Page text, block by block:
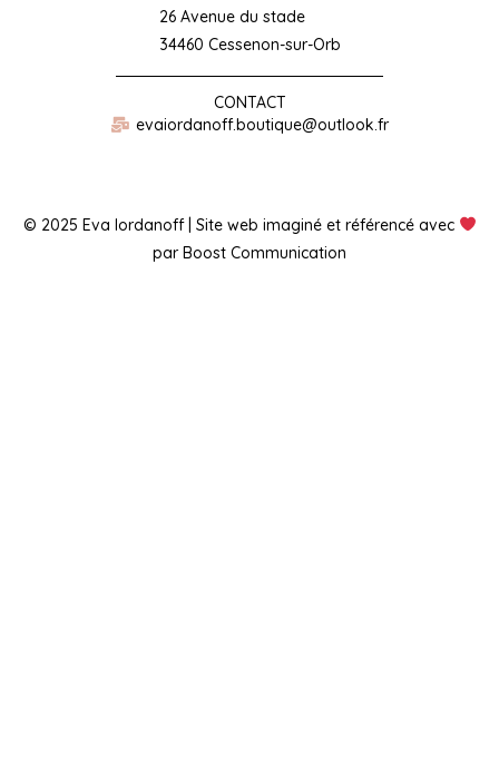
26 Avenue du stade
34460 Cessenon-sur-Orb
CONTACT
evaiordanoff.boutique@outlook.fr
© 2025 Eva Iordanoff | Site web imaginé et référencé avec
par Boost Communication